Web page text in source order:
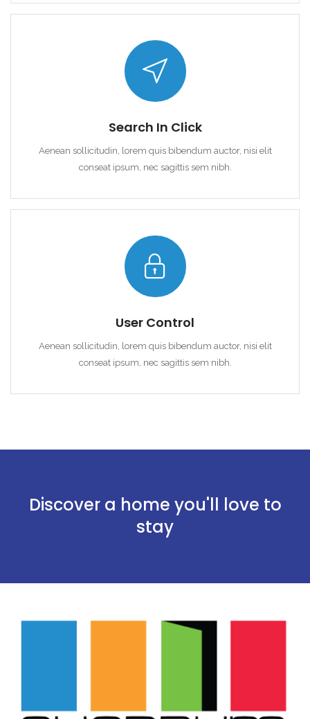
Search In Click
Aenean sollicitudin, lorem quis bibendum auctor, nisi elit
conseat ipsum, nec sagittis sem nibh.
User Control
Aenean sollicitudin, lorem quis bibendum auctor, nisi elit
conseat ipsum, nec sagittis sem nibh.
Discover a home you'll love to
stay